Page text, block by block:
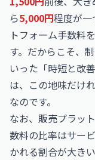
ら5,000円程度が一
トフォーム手数料
す。だからこそ、
いった「時短と改
は、この地味だけ
なのです。
なお、販売プラッ
数料の比率はサー
かれる割合が大き